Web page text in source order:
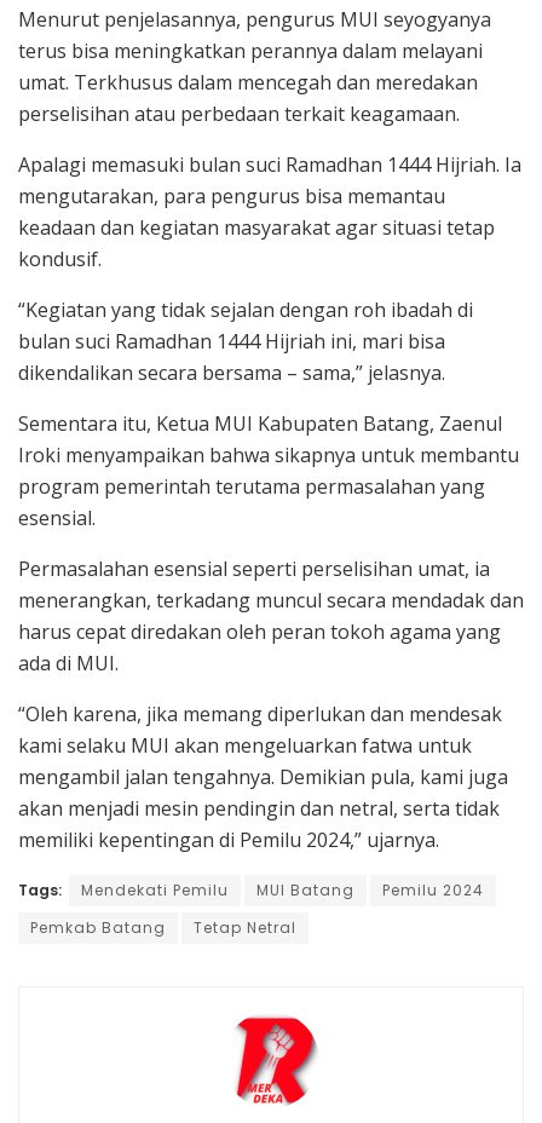
Menurut penjelasannya, pengurus MUI seyogyanya
terus bisa meningkatkan perannya dalam melayani
umat. Terkhusus dalam mencegah dan meredakan
perselisihan atau perbedaan terkait keagamaan.
Apalagi memasuki bulan suci Ramadhan 1444 Hijriah. Ia
mengutarakan, para pengurus bisa memantau
keadaan dan kegiatan masyarakat agar situasi tetap
kondusif.
“Kegiatan yang tidak sejalan dengan roh ibadah di
bulan suci Ramadhan 1444 Hijriah ini, mari bisa
dikendalikan secara bersama – sama,” jelasnya.
Sementara itu, Ketua MUI Kabupaten Batang, Zaenul
Iroki menyampaikan bahwa sikapnya untuk membantu
program pemerintah terutama permasalahan yang
esensial.
Permasalahan esensial seperti perselisihan umat, ia
menerangkan, terkadang muncul secara mendadak dan
harus cepat diredakan oleh peran tokoh agama yang
ada di MUI.
“Oleh karena, jika memang diperlukan dan mendesak
kami selaku MUI akan mengeluarkan fatwa untuk
mengambil jalan tengahnya. Demikian pula, kami juga
akan menjadi mesin pendingin dan netral, serta tidak
memiliki kepentingan di Pemilu 2024,” ujarnya.
Tags: Mendekati Pemilu MUI Batang
Pemilu 2024
Pemkab Batang
Tetap Netral